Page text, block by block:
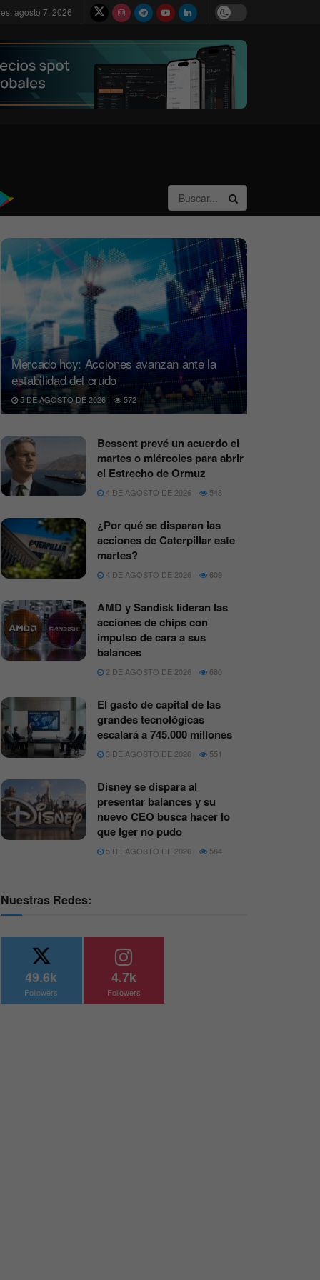
agosto 7, 2026
Mercado hoy: Acciones avanzan ante la
estabilidad del crudo
5 DE AGOSTO DE 2026 572
Bessent prevé un acuerdo el
martes o miércoles para abrir
el Estrecho de Ormuz
4 DE AGOSTO DE 2026 548
¿Por qué se disparan las
acciones de Caterpillar este
martes?
4 DE AGOSTO DE 2026 609
AMD y Sandisk lideran las
acciones de chips con
impulso de cara a sus
balances
2 DE AGOSTO DE 2026 680
El gasto de capital de las
grandes tecnológicas
escalará a 745.000 millones
3 DE AGOSTO DE 2026 551
Disney se dispara al
presentar balances y su
nuevo CEO busca hacer lo
que Iger no pudo
5 DE AGOSTO DE 2026 564
Nuestras Redes:
49.6k
Followers
4.7k
Followers